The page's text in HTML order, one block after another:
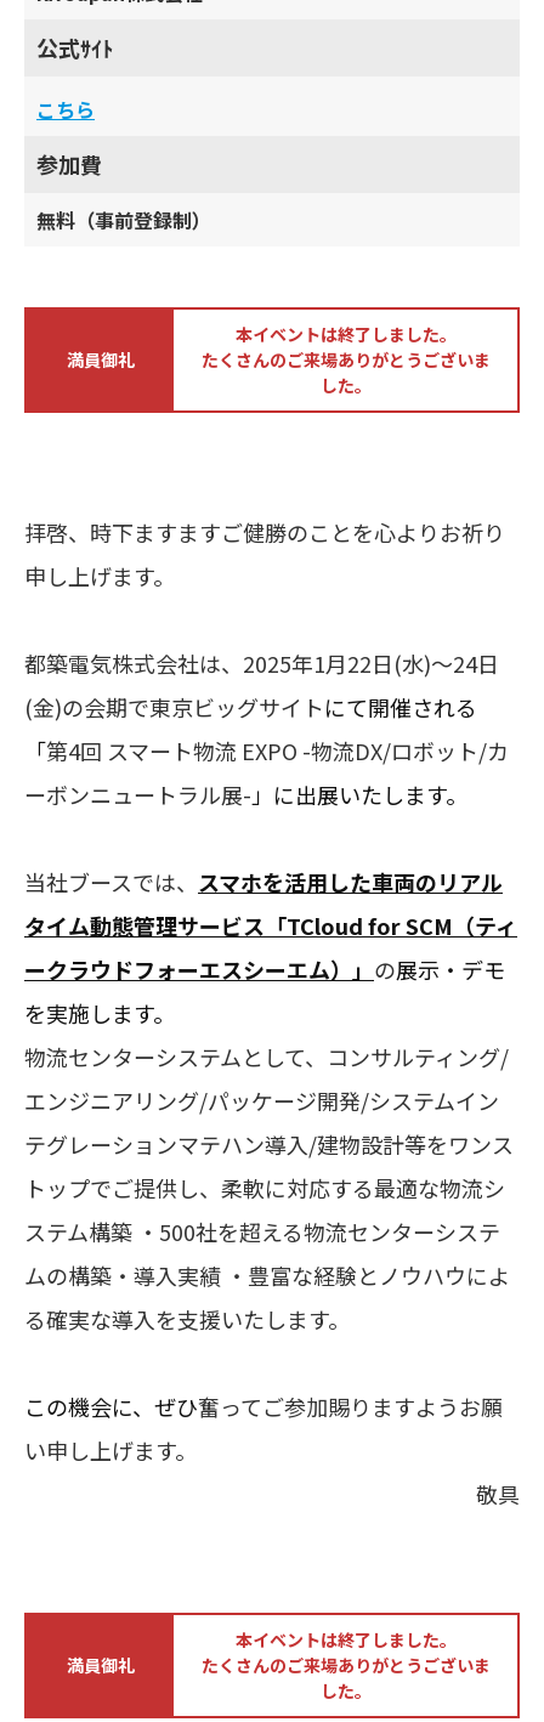
公式ｻｲﾄ
こち ら
参加費
無料（事前登録制）
満員御礼
本イベントは終了しました。
たくさんのご来場ありがとうございま
した。
拝啓、時下ますますご健勝のことを心よりお祈り
申し上げます。
都築電気株式会社は、2025年1月22日(水)～24日
(金)の会期で東京ビッグサイトにて開催される
「第4回 スマート物流 EXPO -物流DX/ロボット/カ
ーボンニュートラル展- 」に出展いたします。
当社ブースでは、 スマホを活用した車両のリアル
タイム動態管理サービス「TCloud for SCM（ティ
ークラウドフォーエスシーエム）」 の展示・デモ
を実施します。
物流センターシステムとして、コンサルティング/
エンジニアリング/パッケージ開発/システムイン
テグレーションマテハン導入/建物設計等をワンス
トップでご提供し、柔軟に対応する最適な物流シ
ステム構築 ・500社を超える物流センターシステ
ムの構築・導入実績 ・豊富な経験とノウハウによ
る確実な導入を支援いたします。
この機会に、ぜひ奮ってご参加賜りますようお願
い申し上げます。
敬具
満員御礼
本イベントは終了しました。
たくさんのご来場ありがとうございま
した。